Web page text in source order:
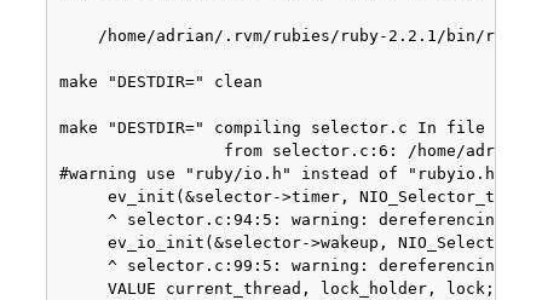
/home/adrian/.rvm/rubies/ruby-2.2.1/bin/ruby
make "DESTDIR=" clean
make "DESTDIR=" compiling selector.c In file
from selector.c:6: /home/
#warning use "ruby/io.h" instead of "rubyio.h"
ev_init(&selector->timer,
^ selector.c:94:5: warning: dereferencing
ev_io_init(&selector->wakeup,
^ selector.c:99:5: warning: dereferencing
     VALUE current_thread, lock_holder, lock;